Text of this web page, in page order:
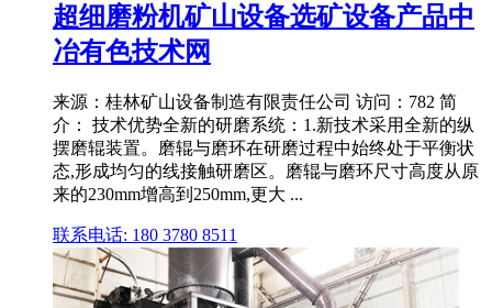
超细磨粉机矿山设备选矿设备产品中
冶有色技术网
来源：桂林矿山设备制造有限责任公司 访问：782 简
介： 技术优势全新的研磨系统：1.新技术采用全新的纵
摆磨辊装置。磨辊与磨环在研磨过程中始终处于平衡状
态,形成均匀的线接触研磨区。磨辊与磨环尺寸高度从原
来的230mm增高到250mm,更大 ...
联系电话: 180 3780 8511